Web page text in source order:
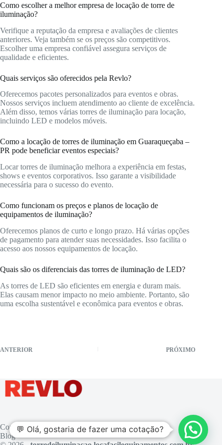
Como escolher a melhor empresa de locação de torre de
iluminação?
Verifique a reputação da empresa e avaliações de clientes
anteriores. Veja também se os preços são competitivos.
Escolher uma empresa confiável assegura serviços de
qualidade e eficientes.
Quais serviços são oferecidos pela Revlo?
Oferecemos pacotes personalizados para eventos e obras.
Nossos serviços incluem atendimento ao cliente de excelência.
Além disso, temos várias torres de iluminação para locação,
incluindo LED e modelos móveis.
Como a locação de torres de iluminação em Guaraqueçaba –
PR pode beneficiar eventos especiais?
Locar torres de iluminação melhora a experiência em festas,
shows e eventos corporativos. Isso garante a visibilidade
necessária para o sucesso do evento.
Como funcionam os preços e planos de locação de
equipamentos de iluminação?
Oferecemos planos de curto e longo prazo. Há várias opções
de pagamento para atender suas necessidades. Isso facilita o
acesso aos nossos equipamentos de locação.
Quais são os diferenciais das torres de iluminação de LED?
As torres de LED são eficientes em energia e duram mais.
Elas causam menor impacto no meio ambiente. Portanto, são
uma escolha sustentável e econômica para eventos e obras.
ANTERIOR PRÓXIMO
Contato
Blog
💬 Olá, gostaria de fazer uma cotação?